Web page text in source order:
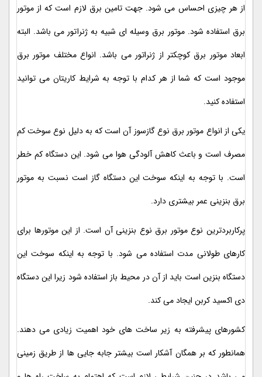
از هر چیزی احساس می شود. جهت تامین برق لازم است که از موتور
برق استفاده شود. موتور برق وسیله ای شبیه به ژنراتور می باشد. البته
ابعاد موتور برق کوچکتر از ژنراتور می باشد. انواع مختلف موتور برق
موجود است که شما از هر کدام با توجه به شرایط کاریتان می توانید
استفاده کنید.
یکی از انواع موتور برق نوع گازسوز آن است که به دلیل نوع سوخت کم
مصرف است و باعث کاهش آلودگی هوا می شود. این دستگاه کم خطر
است. با توجه به اینکه سوخت این دستگاه گاز است نسبت به موتور
برق بنزینی عمر بیشتری دارد.
پرکاربردترین نوع موتور برق نوع بنزینی آن است. از این موتورها برای
کارهای طولانی مدت استفاده می شود. با توجه به اینکه سوخت این
دستگاه بنزین است باید از آن در محیط باز استفاده شود زیرا این دستگاه
دی اکسید کربن ایجاد می کند.
کشورهای پیشرفته به زیر ساخت های خود اهمیت زیادی می دهند.
همانطور که بر همگان آشکار است بیشتر جابه جایی ها از طریق زمینی